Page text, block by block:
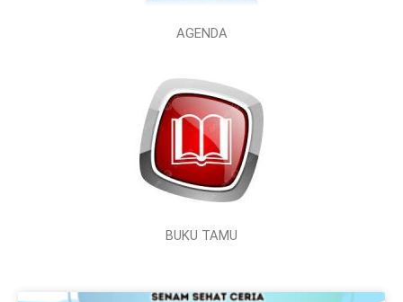
AGENDA
BUKU TAMU